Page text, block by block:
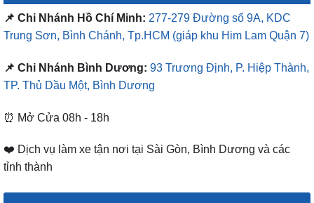
📌 Chi Nhánh Hồ Chí Minh: 277-279 Đường số 9A, KDC
Trung Sơn, Bình Chánh, Tp.HCM (giáp khu Him Lam Quận 7)
📌 Chi Nhánh Bình Dương: 93 Trương Định, P. Hiệp Thành,
TP. Thủ Dầu Một, Bình Dương
⏰ Mở Cửa 08h - 18h
❤️ Dịch vụ làm xe tận nơi tại Sài Gòn, Bình Dương và các
tỉnh thành